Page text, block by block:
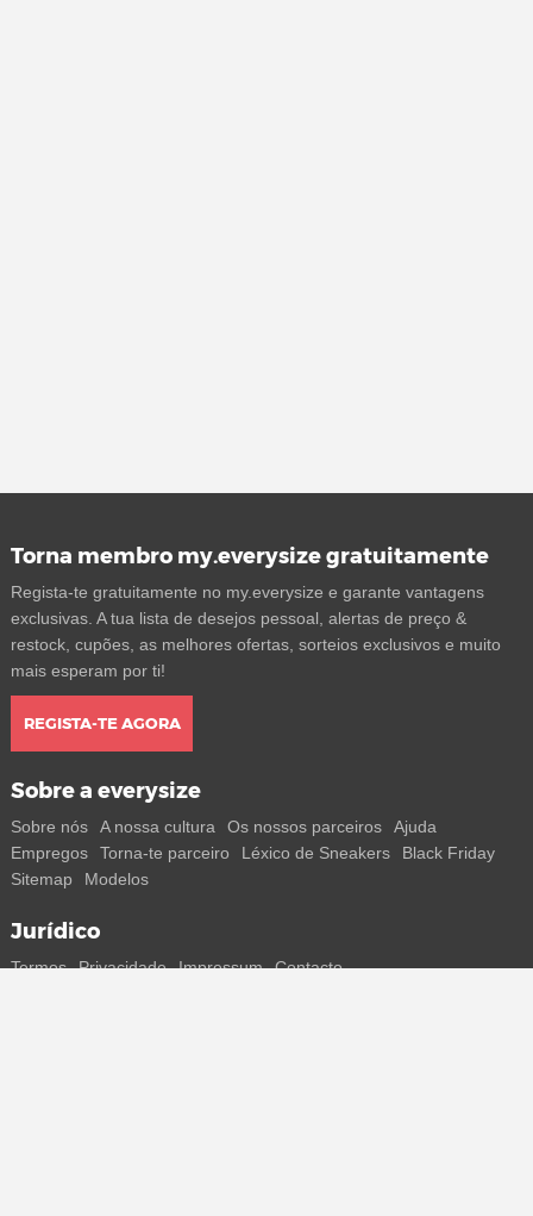
Torna membro my.everysize gratuitamente
Regista-te gratuitamente no my.everysize e garante vantagens
exclusivas. A tua lista de desejos pessoal, alertas de preço &
restock, cupões, as melhores ofertas, sorteios exclusivos e muito
mais esperam por ti!
REGISTA-TE AGORA
Sobre a everysize
Sobre nós A nossa cultura Os nossos parceiros
Ajuda
Empregos
Torna-te parceiro Léxico de Sneakers
Black Friday
Sitemap
Modelos
Jurídico
Termos Privacidade Impressum Contacto